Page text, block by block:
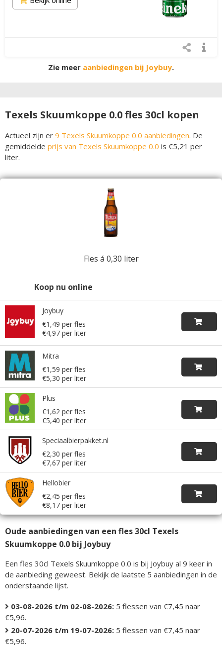
Zie meer aanbiedingen bij Joybuy.
Texels Skuumkoppe 0.0 fles 30cl kopen
Actueel zijn er 9 Texels Skuumkoppe 0.0 aanbiedingen. De
gemiddelde prijs van Texels Skuumkoppe 0.0 is €5,21 per
liter.
Fles á 0,30 liter
Koop nu online
Joybuy
€1,49 per fles
€4,97 per liter
Mitra
€1,59 per fles
€5,30 per liter
Plus
€1,62 per fles
€5,40 per liter
Speciaalbierpakket.nl
€2,30 per fles
€7,67 per liter
Hellobier
€2,45 per fles
€8,17 per liter
Oude aanbiedingen van een fles 30cl Texels
Skuumkoppe 0.0 bij Joybuy
Een fles 30cl Texels Skuumkoppe 0.0 is bij Joybuy al 9 keer in
de aanbieding geweest. Bekijk de laatste 5 aanbiedingen in de
onderstaande lijst.
03-08-2026 t/m 02-08-2026: 5 flessen van €7,45 naar
€5,96.
20-07-2026 t/m 19-07-2026: 5 flessen van €7,45 naar
€5,96.